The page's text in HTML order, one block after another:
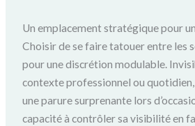
Un emplacement stratégique pour
Choisir de se faire tatouer entre les
pour une discrétion modulable.
contexte professionnel ou
une parure surprenante lors
capacité à contrôler sa visibilité en